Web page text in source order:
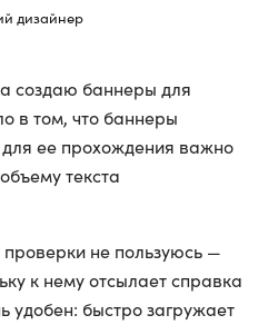
дизайнер
создаю баннеры для
в том, что баннеры
ее прохождения важно
текста
не пользуюсь —
к нему отсылает справка
удобен: быстро загружает